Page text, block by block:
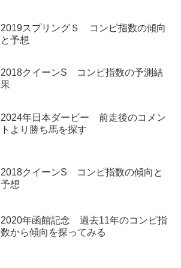
2019スプリングＳ コンピ指数の傾向
と予想
2018クイーンS コンピ指数の予測結
果
2024年日本ダービー 前走後のコメン
トより勝ち馬を探す
2018クイーンS コンピ指数の傾向と
予想
2020年函館記念 過去11年のコンピ指
数から傾向を探ってみる